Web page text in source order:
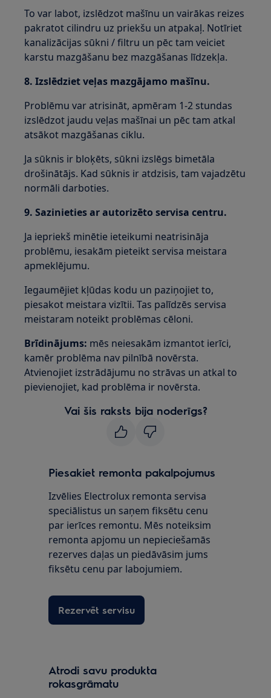
To var labot, izslēdzot mašīnu un vairākas reizes
pakratot cilindru uz priekšu un atpakaļ. Notīriet
kanalizācijas sūkni / filtru un pēc tam veiciet
karstu mazgāšanu bez mazgāšanas līdzekļa.
8. Izslēdziet veļas mazgājamo mašīnu.
Problēmu var atrisināt, apmēram 1-2 stundas
izslēdzot jaudu veļas mašīnai un pēc tam atkal
atsākot mazgāšanas ciklu.
Ja sūknis ir bloķēts, sūkni izslēgs bimetāla
drošinātājs. Kad sūknis ir atdzisis, tam vajadzētu
normāli darboties.
9. Sazinieties ar autorizēto servisa centru.
Ja iepriekš minētie ieteikumi neatrisināja
problēmu, iesakām pieteikt servisa meistara
apmeklējumu.
Iegaumējiet kļūdas kodu un paziņojiet to,
piesakot meistara vizītii. Tas palīdzēs servisa
meistaram noteikt problēmas cēloni.
Brīdinājums: mēs neiesakām izmantot ierīci,
kamēr problēma nav pilnībā novērsta.
Atvienojiet izstrādājumu no strāvas un atkal to
pievienojiet, kad problēma ir novērsta.
Vai šis raksts bija noderīgs?
Piesakiet remonta pakalpojumus
Izvēlies Electrolux remonta servisa
speciālistus un saņem fiksētu cenu
par ierīces remontu. Mēs noteiksim
remonta apjomu un nepieciešamās
rezerves daļas un piedāvāsim jums
fiksētu cenu par labojumiem.
Rezervēt servisu
Atrodi savu produkta
rokasgrāmatu